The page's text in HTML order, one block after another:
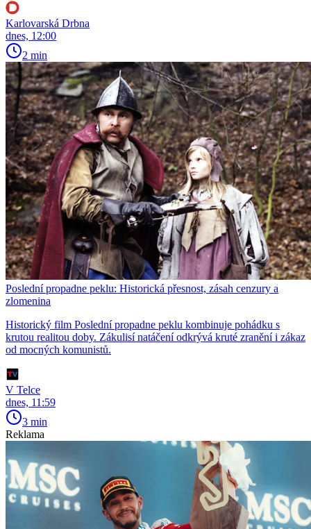
Karlovarská Drbna
dnes, 12:00
2 min
Poslední propadne peklu: Historická přesnost, zásah cenzury a
zlomenina
Historický film Poslední propadne peklu kombinuje pohádku s
krutou realitou doby. Zákulisí natáčení odkrývá kruté zranění i zákaz
od mocných komunistů.
V Telce
dnes, 11:59
3 min
Reklama